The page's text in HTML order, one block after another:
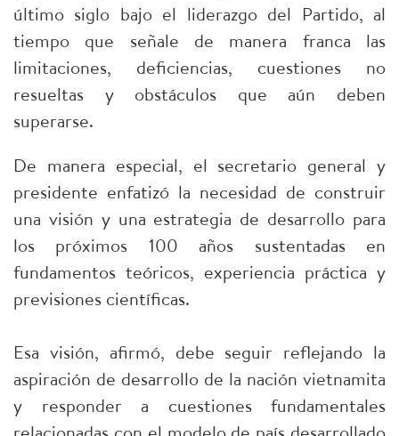
último siglo bajo el liderazgo del Partido, al
tiempo que señale de manera franca las
limitaciones, deficiencias, cuestiones no
resueltas y obstáculos que aún deben
superarse.
De manera especial, el secretario general y
presidente enfatizó la necesidad de construir
una visión y una estrategia de desarrollo para
los próximos 100 años sustentadas en
fundamentos teóricos, experiencia práctica y
previsiones científicas.
Esa visión, afirmó, debe seguir reflejando la
aspiración de desarrollo de la nación vietnamita
y responder a cuestiones fundamentales